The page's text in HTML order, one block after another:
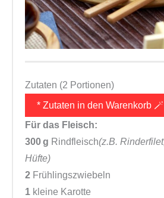
Zutaten (2 Portionen)
* Zutaten in den Warenkorb 🪄
Für das Fleisch:
300 g Rindfleisch(z.B.
Hüfte)
2 Frühlingszwiebeln
1 kleine Karotte